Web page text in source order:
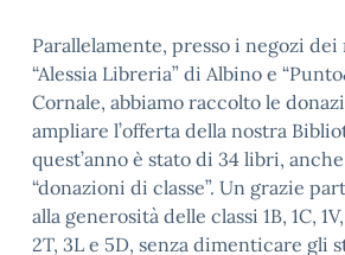
Parallelamente, presso i negozi
“Alessia Libreria” di Albino e
Cornale, abbiamo raccolto le
ampliare l’offerta della nostra
quest’anno è stato di 34 libri,
“donazioni di classe”. Un grazie
alla generosità delle classi 1B, 1C,
2T, 3L e 5D, senza dimenticare gli